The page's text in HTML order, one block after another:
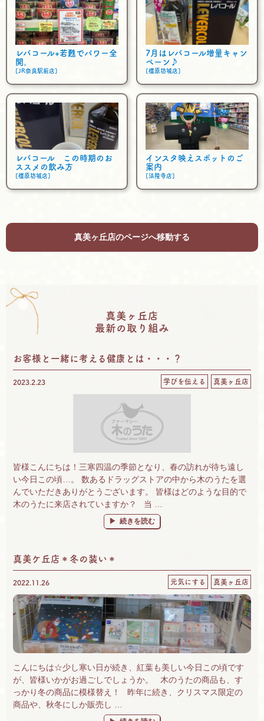
レバコール+若甦でパワー全
開。
[JR奈良駅前店]
7月はレバコール増量キャン
ペーン♪
[橿原坊城店]
レバコール この時期のお
ススメの飲み方
[橿原坊城店]
インスタ映えスポットのご
案内
[法隆寺店]
真美ヶ丘店のページへ移動する
真美ヶ丘店
最新の取り組み
お客様と一緒に考える健康とは・・・？
2023.2.23 学びを伝える 真美ヶ丘店
皆様こんにちは！三寒四温の季節となり、春の訪れが待ち遠し
い今日この頃…。 数あるドラッグストアの中から木のうたを選
んでいただきありがとうございます。 皆様はどのような目的で
木のうたに来店されていますか？ 当 …
“お客様と一緒に考える健康とは・・・？” の
続きを読む
真美ケ丘店＊冬の装い＊
2022.11.26 元気にする 真美ヶ丘店
こんにちは☆少し寒い日が続き、紅葉も美しい今日この頃です
が、皆様いかがお過ごしでしょうか。 木のうたの商品も、す
っかり冬の商品に模様替え！ 昨年に続き、クリスマス限定の
商品や、秋冬にしか販売し …